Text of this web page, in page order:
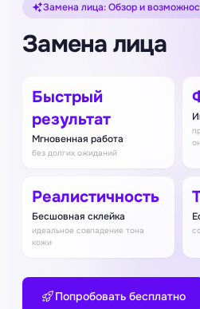
Замена лица: Обзор и
Замена лица
Быстрый
результат
Мгновенная работа
без долгих ожиданий
Реалистичность
Бесшовная склейка
идеальное совпадение тона
кожи
Попробовать бесплатно